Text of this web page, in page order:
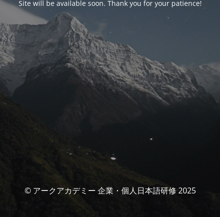
Site will be available soon. Thank you for your patience!
© アークアカデミー 企業・個人日本語研修 2025